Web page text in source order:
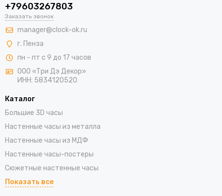
+79603267803
Заказать звонок
manager@clock-ok.ru
г. Пенза
пн - пт с 9 до 17 часов
ООО «Три Дэ Декор»
ИНН: 5834120520
Каталог
Большие 3D часы
Настенные часы из металла
Настенные часы из МДФ
Настенные часы-постеры
Сюжетные настенные часы
Показать все